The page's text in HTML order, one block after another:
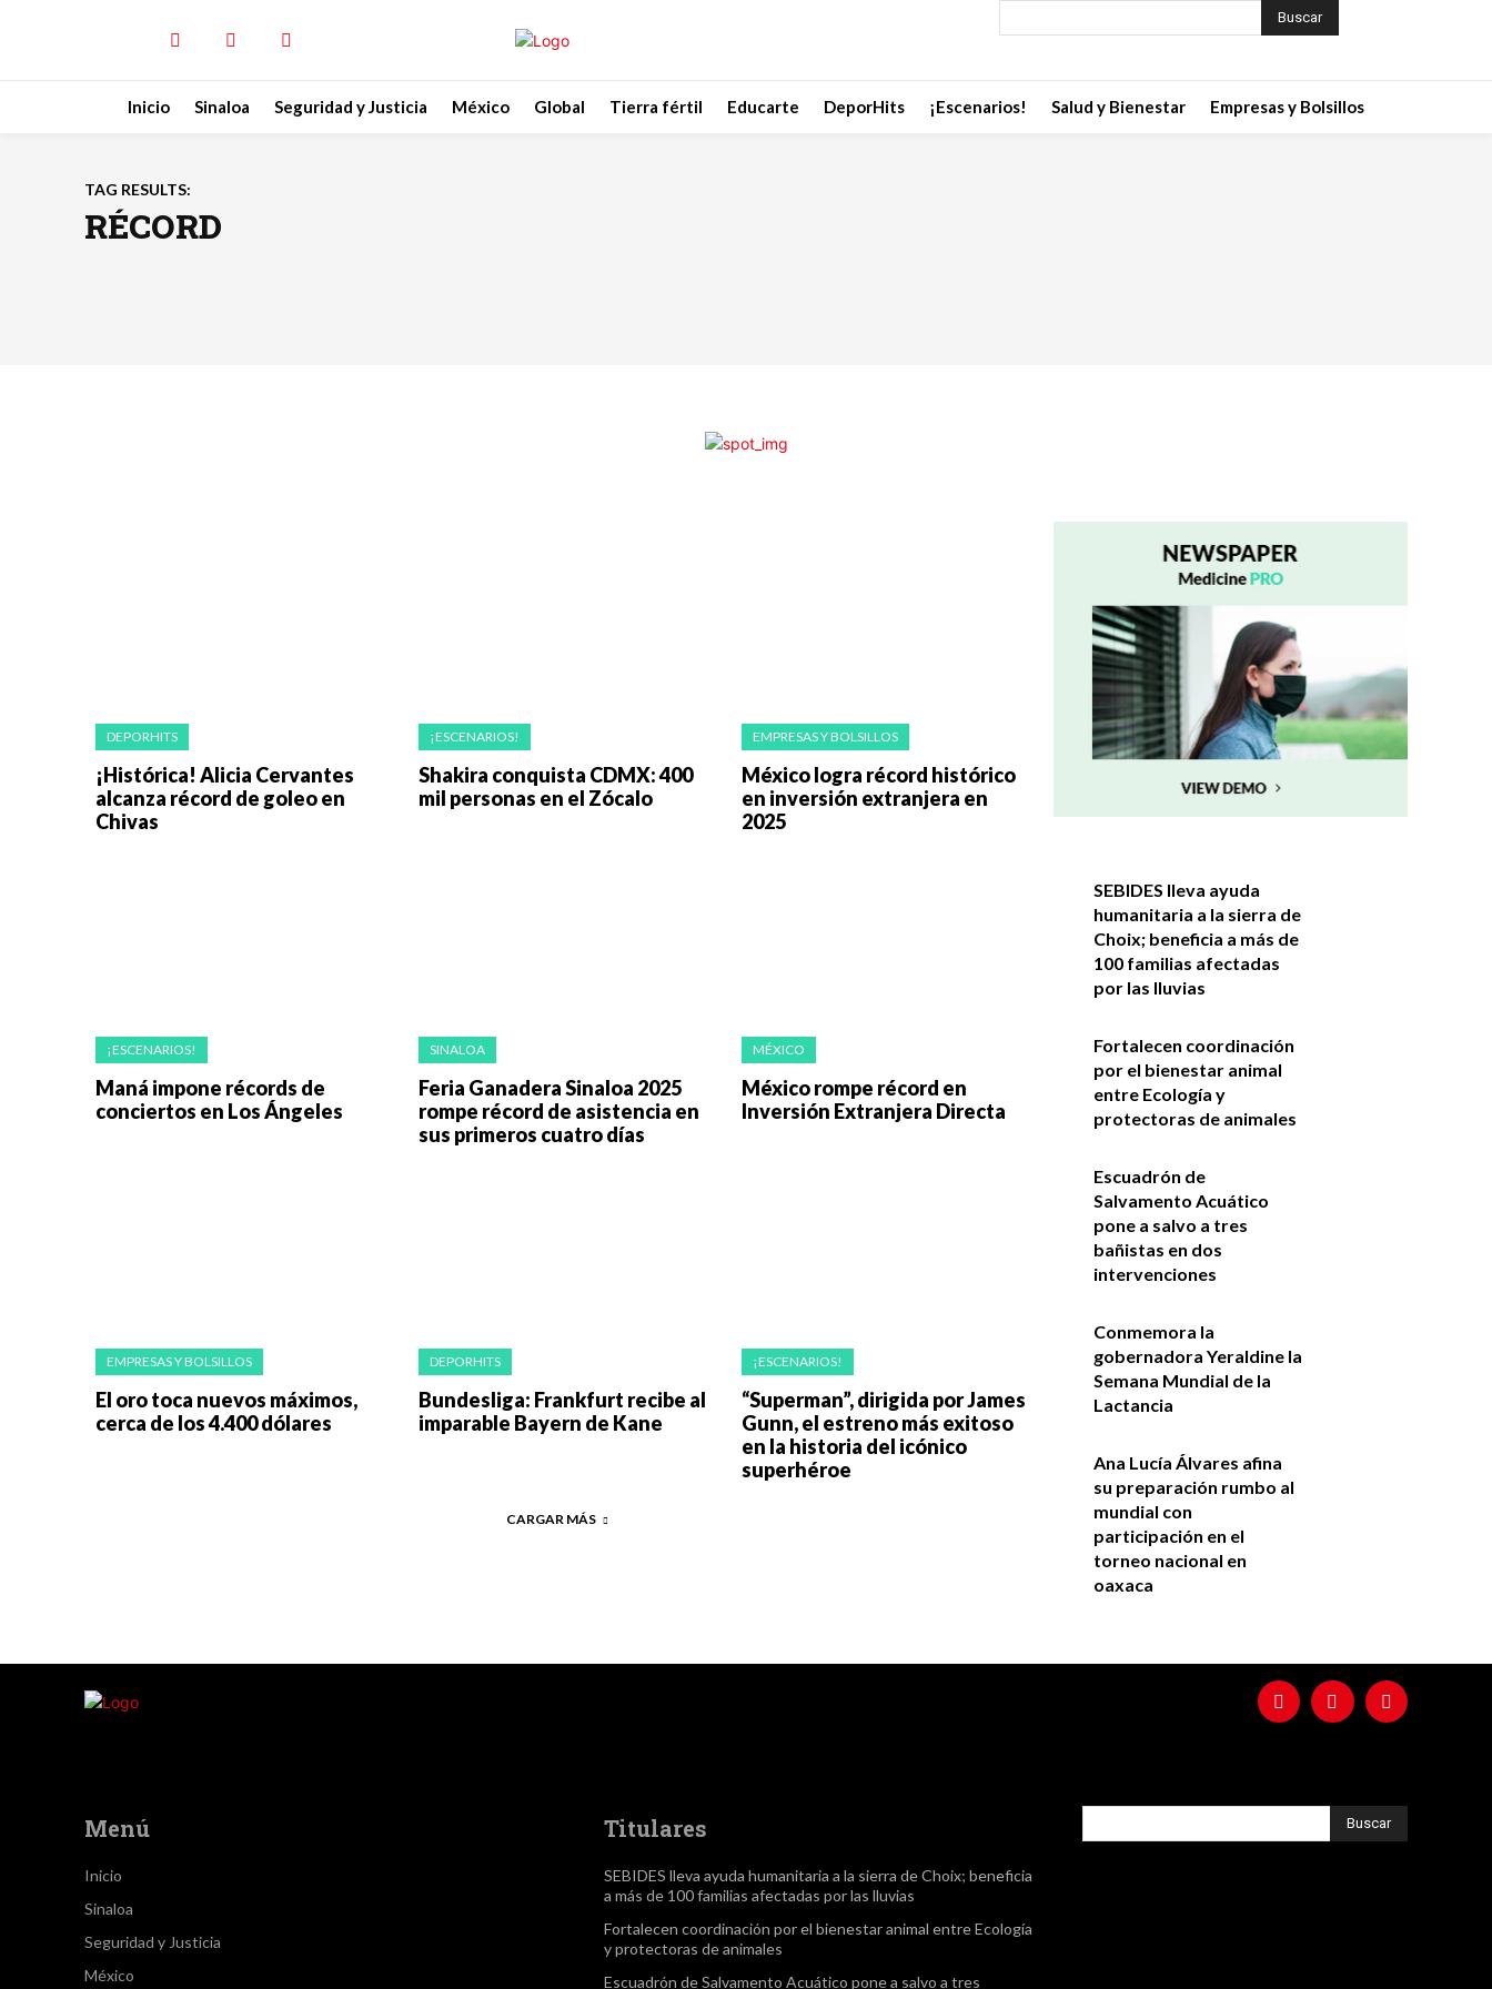
Buscar
Inicio Sinaloa Seguridad y Justicia México Global Tierra fértil Educarte DeporHits ¡Escenarios! Salud y Bienestar Empresas y Bolsillos
TAG RESULTS:
RÉCORD
DEPORHITS
¡Histórica! Alicia Cervantes
alcanza récord de goleo en
Chivas
¡ESCENARIOS!
Shakira conquista CDMX: 400
mil personas en el Zócalo
EMPRESAS Y BOLSILLOS
México logra récord histórico
en inversión extranjera en
2025
¡ESCENARIOS!
Maná impone récords de
conciertos en Los Ángeles
SINALOA
Feria Ganadera Sinaloa 2025
rompe récord de asistencia en
sus primeros cuatro días
MÉXICO
México rompe récord en
Inversión Extranjera Directa
EMPRESAS Y BOLSILLOS
El oro toca nuevos máximos,
cerca de los 4.400 dólares
DEPORHITS
Bundesliga: Frankfurt recibe al
imparable Bayern de Kane
¡ESCENARIOS!
“Superman”, dirigida por James
Gunn, el estreno más exitoso
en la historia del icónico
superhéroe
CARGAR MÁS
SEBIDES lleva ayuda
humanitaria a la sierra de
Choix; beneficia a más de
100 familias afectadas
por las lluvias
Fortalecen coordinación
por el bienestar animal
entre Ecología y
protectoras de animales
Escuadrón de
Salvamento Acuático
pone a salvo a tres
bañistas en dos
intervenciones
Conmemora la
gobernadora Yeraldine la
Semana Mundial de la
Lactancia
Ana Lucía Álvares afina
su preparación rumbo al
mundial con
participación en el
torneo nacional en
oaxaca
Menú
Inicio
Sinaloa
Seguridad y Justicia
México
Titulares
SEBIDES lleva ayuda humanitaria a la sierra de Choix; beneficia
a más de 100 familias afectadas por las lluvias
Fortalecen coordinación por el bienestar animal entre Ecología
y protectoras de animales
Escuadrón de Salvamento Acuático pone a salvo a tres
Buscar